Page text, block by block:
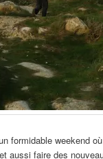
formidable weekend
aussi faire des